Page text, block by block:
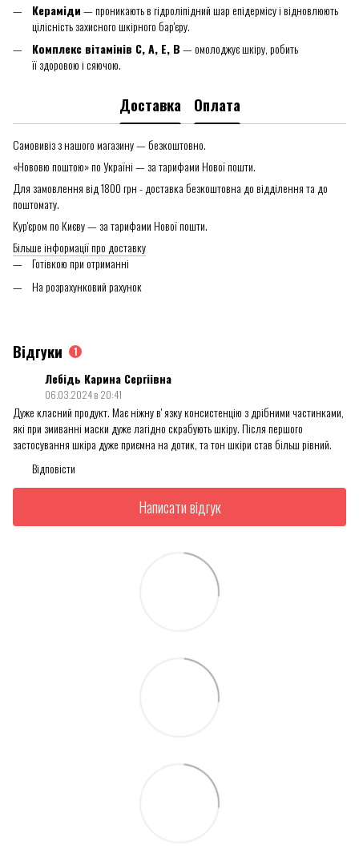
Кераміди— проникають в гідроліпідний шар епідермісу і відновлюють
цілісність захисного шкірного бар'єру.
Комплекс вітамінів C, A, E, B— омолоджує шкіру, робить
її здоровою і сяючою.
Доставка Оплата
Самовивіз з нашого магазину — безкоштовно.
«Нововю поштою» по Україні — за тарифами Нової пошти.
Для замовлення від 1800 грн - доставка безкоштовна до відділення та до
поштомату.
Кур'єром по Києву — за тарифами Нової пошти.
Більше інформації про доставку
Готівкою при отриманні
На розрахунковий рахунок
Відгуки 1
Лебідь Карина Сергіівна
06.03.2024 в 20:41
Дуже класний продукт. Має ніжну вʼязку консистенцію з дрібними частинками,
які при змиванні маски дуже лагідно скрабують шкіру. Після першого
застосування шкіра дуже приємна на дотик, та тон шкіри став більш рівний.
Відповісти
Написати відгук